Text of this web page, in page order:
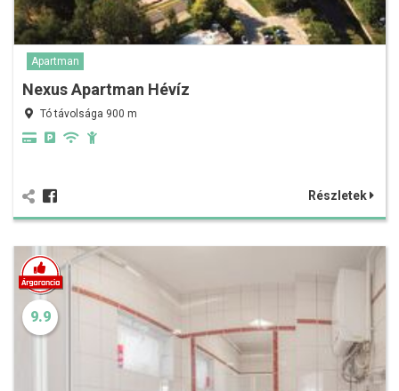
Apartman
Nexus Apartman Hévíz
Tó távolsága 900 m
Részletek
9.9